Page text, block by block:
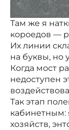
Там же я
короедов —
Их линии
на буквы, но
Когда мост
недоступен
Так этап
кабинетным:
хозяйств,